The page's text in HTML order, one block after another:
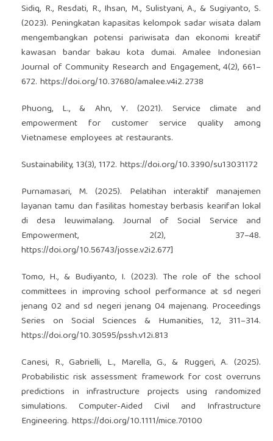
Sidiq, R., Resdati, R., Ihsan, M., Sulistyani, A., & Sugiyanto, S.
(2023). Peningkatan kapasitas kelompok sadar wisata dalam
mengembangkan potensi pariwisata dan ekonomi kreatif
kawasan bandar bakau kota dumai. Amalee Indonesian
Journal of Community Research and Engagement, 4(2), 661–
672. https://doi.org/10.37680/amalee.v4i2.2738
Phuong, L., & Ahn, Y. (2021). Service climate and
empowerment for customer service quality among
Vietnamese employees at restaurants.
Sustainability, 13(3), 1172. https://doi.org/10.3390/su13031172
Purnamasari, M. (2025). Pelatihan interaktif manajemen
layanan tamu dan fasilitas homestay berbasis kearifan lokal
di desa leuwimalang. Journal of Social Service and
Empowerment, 2(2), 37–48.
https://doi.org/10.56743/josse.v2i2.677]
Tomo, H., & Budiyanto, I. (2023). The role of the school
committees in improving school performance at sd negeri
jenang 02 and sd negeri jenang 04 majenang. Proceedings
Series on Social Sciences & Humanities, 12, 311–314.
https://doi.org/10.30595/pssh.v12i.813
Canesi, R., Gabrielli, L., Marella, G., & Ruggeri, A. (2025).
Probabilistic risk assessment framework for cost overruns
predictions in infrastructure projects using randomized
simulations. Computer-Aided Civil and Infrastructure
Engineering. https://doi.org/10.1111/mice.70100